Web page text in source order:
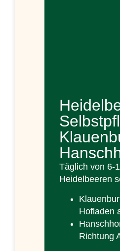
Täglich von 6-
Heidelbeeren
Hofladen
Richtung